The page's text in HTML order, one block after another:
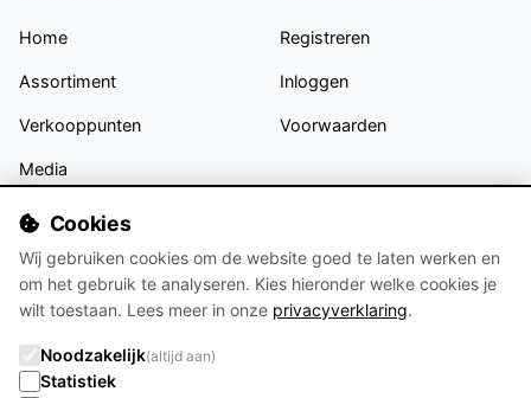
Home
Assortiment
Verkooppunten
Media
Contact
Registreren
Inloggen
Voorwaarden
VOLG ONS
Cookies
Wij gebruiken cookies om de website goed te laten werken en
om het gebruik te analyseren. Kies hieronder welke cookies je
wilt toestaan. Lees meer in onze privacyverklaring.
Noodzakelijk(altijd aan)
Statistiek